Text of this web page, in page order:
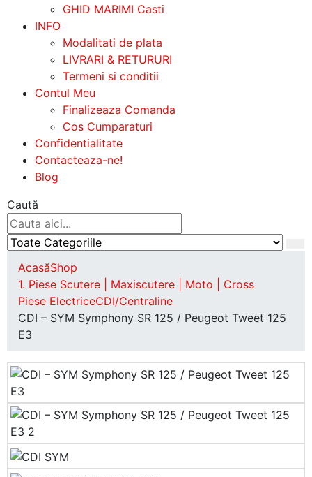
GHID MARIMI Casti
INFO
Modalitati de plata
LIVRARI & RETURURI
Termeni si conditii
Contul Meu
Finalizeaza Comanda
Cos Cumparaturi
Confidentialitate
Contacteaza-ne!
Blog
Caută
AcasăShop
1. Piese Scutere | Maxiscutere | Moto | Cross
Piese ElectriceCDI/Centraline
CDI – SYM Symphony SR 125 / Peugeot Tweet 125
E3